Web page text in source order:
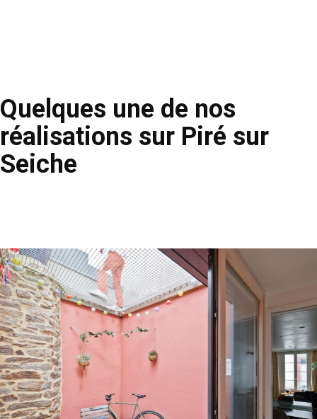
Quelques une de nos
réalisations sur Piré sur
Seiche